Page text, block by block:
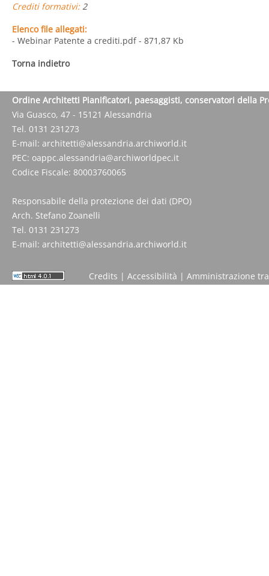
Crediti formativi:2
Elenco file allegati:
- Webinar Patente a crediti.pdf- 871,87 Kb
Torna indietro
Ordine Architetti Pianificatori, paesaggisti, conservatori della
Via Guasco, 47 - 15121 Alessandria
Tel. 0131 231273
E-mail: architetti@alessandria.archiworld.it
PEC: oappc.alessandria@archiworldpec.it
Codice Fiscale: 80003760065
Responsabile della protezione dei dati (DPO)
Arch. Stefano Zoanelli
Tel. 0131 231273
E-mail: architetti@alessandria.archiworld.it
Credits | Accessibilità | Amministrazione